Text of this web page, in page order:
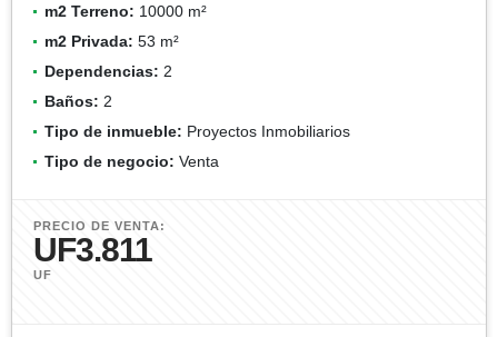
m2 Terreno: 10000 m²
m2 Privada: 53 m²
Dependencias: 2
Baños: 2
Tipo de inmueble: Proyectos Inmobiliarios
Tipo de negocio: Venta
PRECIO DE VENTA:
UF3.811
UF